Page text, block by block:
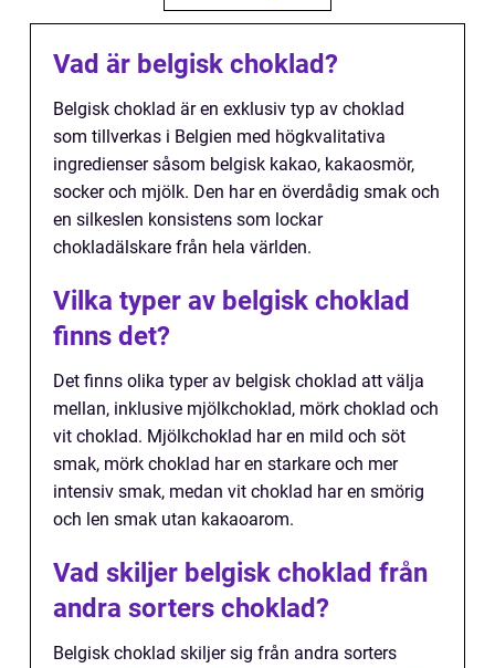
Vad är belgisk choklad?
Belgisk choklad är en exklusiv typ av choklad
som tillverkas i Belgien med högkvalitativa
ingredienser såsom belgisk kakao, kakaosmör,
socker och mjölk. Den har en överdådig smak och
en silkeslen konsistens som lockar
chokladälskare från hela världen.
Vilka typer av belgisk choklad
finns det?
Det finns olika typer av belgisk choklad att välja
mellan, inklusive mjölkchoklad, mörk choklad och
vit choklad. Mjölkchoklad har en mild och söt
smak, mörk choklad har en starkare och mer
intensiv smak, medan vit choklad har en smörig
och len smak utan kakaoarom.
Vad skiljer belgisk choklad från
andra sorters choklad?
Belgisk choklad skiljer sig från andra sorters